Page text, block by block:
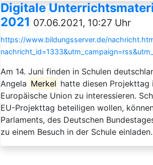
Digitale
2021 07.06.2021, 10:27 Uhr
https://www.bildungsserver.de/
Am 14. Juni finden in Schulen
Angela Merkel hatte diesen
Europäische Union zu interessieren.
EU-Projekttag beteiligen wollen,
Parlaments, des Deutschen
zu einem Besuch in der Schule